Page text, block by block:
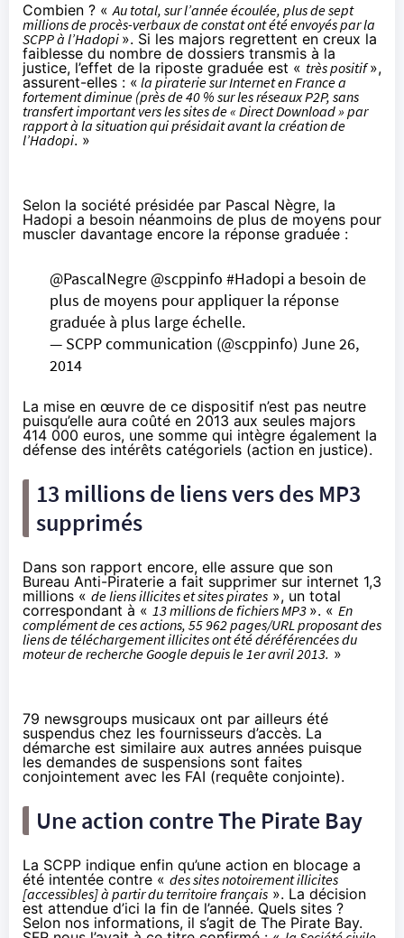
Combien ? «Au total, sur l’année écoulée, plus de sept
millions de procès-verbaux de constat ont été envoyés par la
SCPP à l’Hadopi ». Si les majors regrettent en creux la
faiblesse du nombre de dossiers transmis à la
justice, l’effet de la riposte graduée est « très positif»,
assurent-elles : « la piraterie sur Internet en France a
fortement diminue (près de 40 % sur les réseaux P2P, sans
transfert important vers les sites de « Direct Download » par
rapport à la situation qui présidait avant la création de
l’Hadopi. »
Selon la société présidée par Pascal Nègre, la
Hadopi a besoin néanmoins de plus de moyens pour
muscler davantage encore la réponse graduée :
@PascalNegre @scppinfo #Hadopi a besoin de
plus de moyens pour appliquer la réponse
graduée à plus large échelle.
— SCPP communication (@scppinfo) June 26,
2014
La mise en œuvre de ce dispositif n’est pas neutre
puisqu’elle aura coûté en 2013 aux seules majors
414 000 euros, une somme qui intègre également la
défense des intérêts catégoriels (action en justice).
13 millions de liens vers des MP3
supprimés
Dans son rapport encore, elle assure que son
Bureau Anti-Piraterie a fait supprimer sur internet 1,3
millions « de liens illicites et sites pirates », un total
correspondant à « 13 millions de fichiers MP3 ». « En
complément de ces actions, 55 962 pages/URL proposant des
liens de téléchargement illicites ont été déréférencées du
moteur de recherche Google depuis le 1er avril 2013. »
79 newsgroups musicaux ont par ailleurs été
suspendus chez les fournisseurs d’accès. La
démarche est similaire aux autres années puisque
les demandes de suspensions sont faites
conjointement avec les FAI (requête conjointe).
Une action contre The Pirate Bay
La SCPP indique enfin qu’une action en blocage a
été intentée contre « des sites notoirement illicites
[accessibles] à partir du territoire français ». La décision
est attendue d’ici la fin de l’année. Quels sites ?
Selon nos informations, il s’agit de The Pirate Bay.